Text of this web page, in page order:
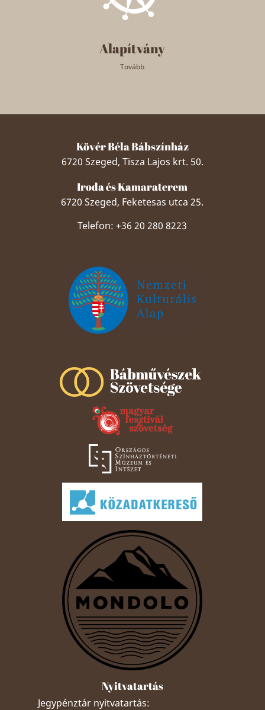
Alapítvány
Tovább
Kövér Béla Bábszínház
6720 Szeged, Tisza Lajos krt. 50.
Iroda és Kamaraterem
6720 Szeged, Feketesas utca 25.
Telefon: +36 20 280 8223
Nyitvatartás
Jegypénztár nyitvatartás: